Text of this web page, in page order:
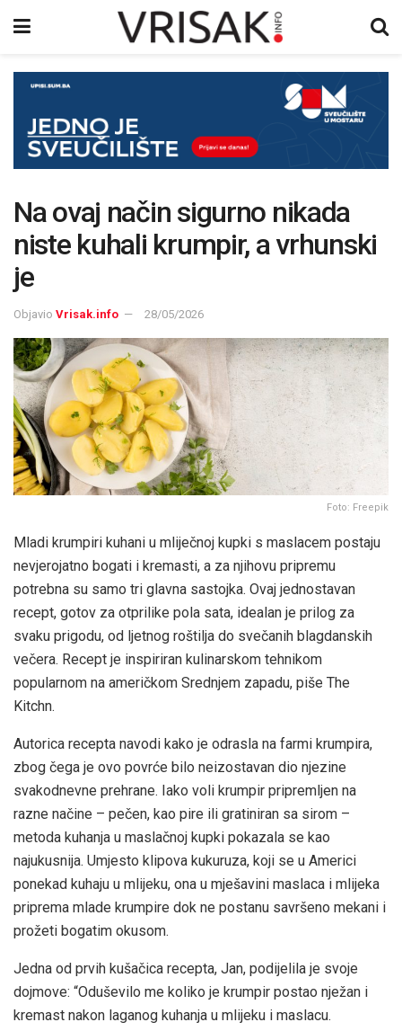
Na ovaj način sigurno nikada
niste kuhali krumpir, a vrhunski
je
Objavio Vrisak.info 28/05/2026
Foto: Freepik
Mladi krumpiri kuhani u mliječnoj kupki s maslacem postaju
nevjerojatno bogati i kremasti, a za njihovu pripremu
potrebna su samo tri glavna sastojka. Ovaj jednostavan
recept, gotov za otprilike pola sata, idealan je prilog za
svaku prigodu, od ljetnog roštilja do svečanih blagdanskih
večera. Recept je inspiriran kulinarskom tehnikom
popularnom na američkom Srednjem zapadu, piše The
Kitchn.
Autorica recepta navodi kako je odrasla na farmi krumpira,
zbog čega je ovo povrće bilo neizostavan dio njezine
svakodnevne prehrane. Iako voli krumpir pripremljen na
razne načine – pečen, kao pire ili gratiniran sa sirom –
metoda kuhanja u maslačnoj kupki pokazala se kao
najukusnija. Umjesto klipova kukuruza, koji se u Americi
ponekad kuhaju u mlijeku, ona u mješavini maslaca i mlijeka
priprema mlade krumpire dok ne postanu savršeno mekani i
prožeti bogatim okusom.
Jedna od prvih kušačica recepta, Jan, podijelila je svoje
dojmove: “Oduševilo me koliko je krumpir postao nježan i
kremast nakon laganog kuhanja u mlijeku i maslacu.